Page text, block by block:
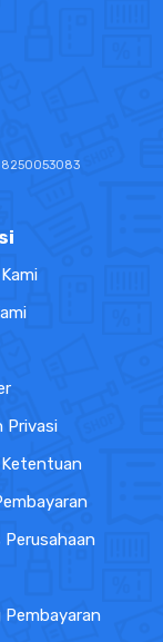
Privasi
Pembayaran